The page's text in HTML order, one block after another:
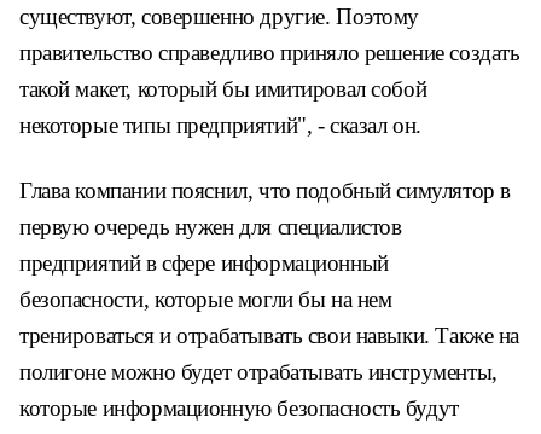
существуют, совершенно другие. Поэтому
правительство справедливо приняло решение создать
такой макет, который бы имитировал собой
некоторые типы предприятий", - сказал он.
Глава компании пояснил, что подобный симулятор в
первую очередь нужен для специалистов
предприятий в сфере информационный
безопасности, которые могли бы на нем
тренироваться и отрабатывать свои навыки. Также на
полигоне можно будет отрабатывать инструменты,
которые информационную безопасность будут